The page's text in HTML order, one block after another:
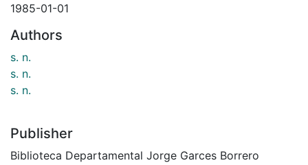
1985-01-01
Authors
s. n.
s. n.
s. n.
Publisher
Biblioteca Departamental Jorge Garces Borrero